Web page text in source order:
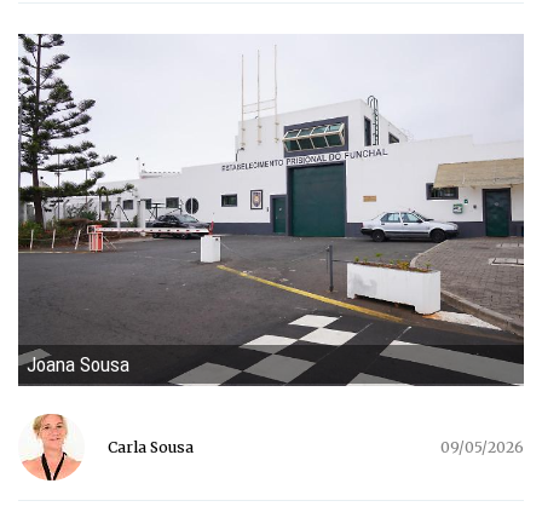
Joana Sousa
Carla Sousa 09/05/2026